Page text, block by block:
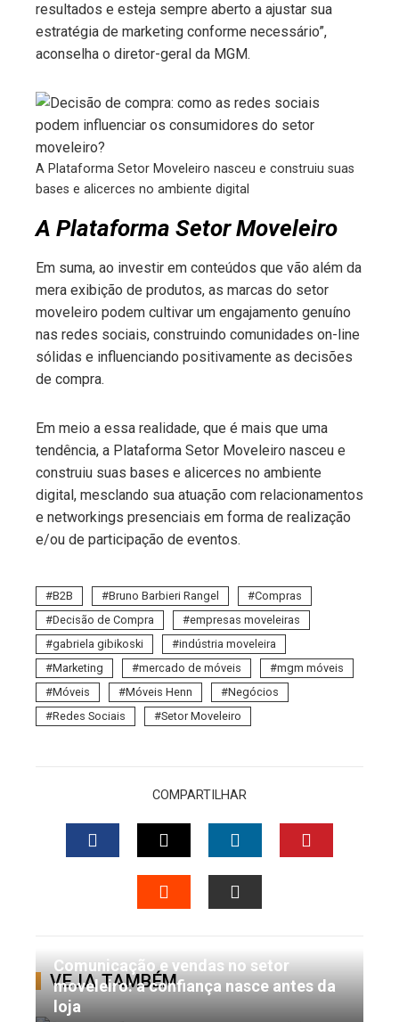
resultados e esteja sempre aberto a ajustar sua
estratégia de marketing conforme necessário”,
aconselha o diretor-geral da MGM.
A Plataforma Setor Moveleiro nasceu e construiu suas
bases e alicerces no ambiente digital
A Plataforma Setor Moveleiro
Em suma, ao investir em conteúdos que vão além da
mera exibição de produtos, as marcas do setor
moveleiro podem cultivar um engajamento genuíno
nas redes sociais, construindo comunidades on-line
sólidas e influenciando positivamente as decisões
de compra.
Em meio a essa realidade, que é mais que uma
tendência, a Plataforma Setor Moveleiro nasceu e
construiu suas bases e alicerces no ambiente
digital, mesclando sua atuação com relacionamentos
e networkings presenciais em forma de realização
e/ou de participação de eventos.
B2B Bruno Barbieri Rangel
Compras
Decisão de Compra
empresas moveleiras
gabriela gibikoski
indústria moveleira
Marketing
mercado de móveis
mgm móveis
Móveis
Móveis Henn
Negócios
Redes Sociais
Setor Moveleiro
COMPARTILHAR
FACEBOOKTWITTERLINKEDIN
VEJA TAMBÉM
Comunicação e vendas no setor
moveleiro: a confiança nasce antes da
loja